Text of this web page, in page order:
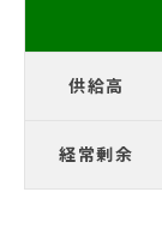
供給高
経常剰余